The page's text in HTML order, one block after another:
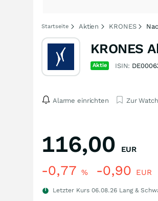
Startseite Aktien KRONES
KRONES
Aktie ISIN:
Alarme einrichten Zur
116,00 EUR
-0,77 % -0,90 EUR
Letzter Kurs 06.08.26 Lang &